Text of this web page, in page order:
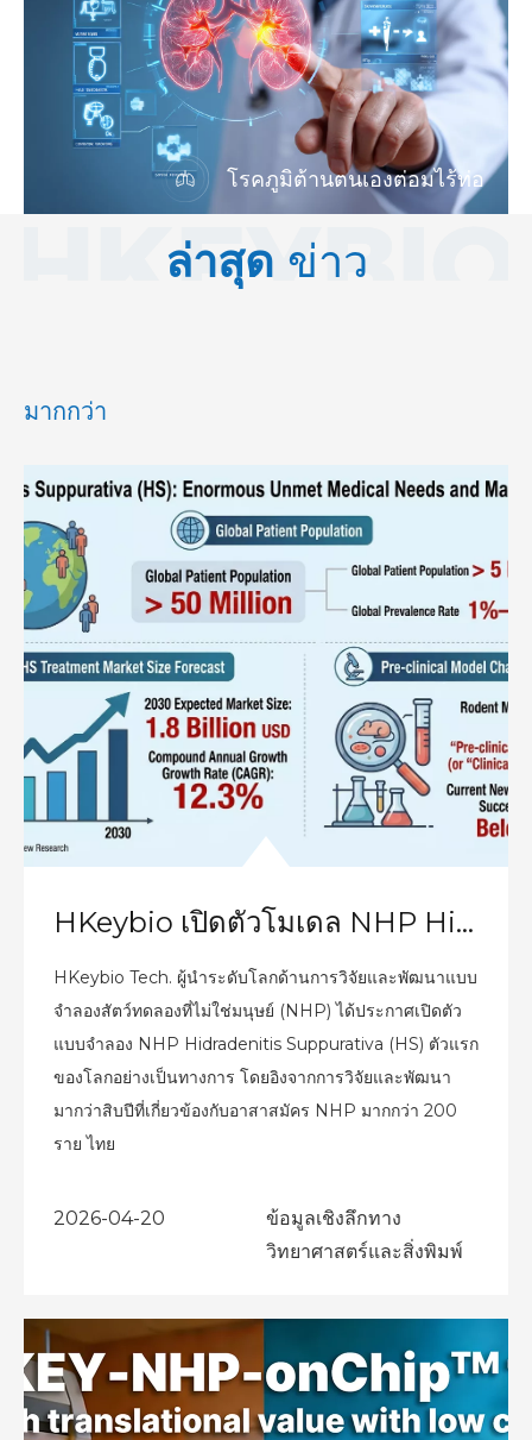
โรคภูมิต้านตนเองต่อมไร้ท่อ
ล่าสุด ข่าว
มากกว่า
HKeybio เปิดตัวโมเดล NHP Hidradenitis Suppurativa ตัวแรกของโลกที่มีความสม่ำเสมอทางคลินิกสูง เพื่อรับมือกับปัญหาคอขวดด้านการวิจัยและพัฒนายาทั่วโลก
HKeybio Tech. ผู้นำระดับโลกด้านการวิจัยและพัฒนาแบบ
จำลองสัตว์ทดลองที่ไม่ใช่มนุษย์ (NHP) ได้ประกาศเปิดตัว
แบบจำลอง NHP Hidradenitis Suppurativa (HS) ตัวแรก
ของโลกอย่างเป็นทางการ โดยอิงจากการวิจัยและพัฒนา
มากว่าสิบปีที่เกี่ยวข้องกับอาสาสมัคร NHP มากกว่า 200
ราย ไทย
2026-04-20
ข้อมูลเชิงลึกทาง
วิทยาศาสตร์และสิ่งพิมพ์